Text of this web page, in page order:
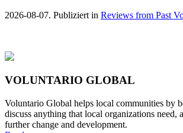
2026-08-07. Publiziert in Reviews from Past
VOLUNTARIO GLOBAL
Voluntario Global helps local communities by
discuss anything that local organizations need,
further change and development.